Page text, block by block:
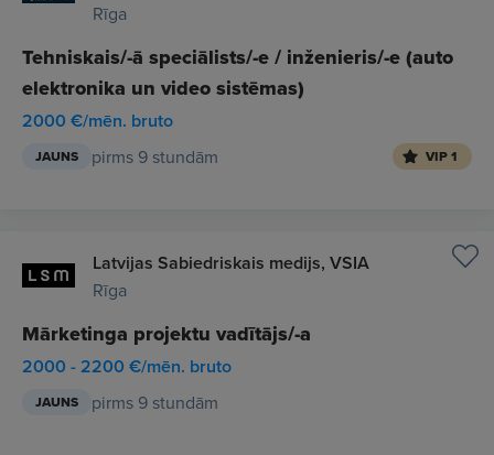
Rīga
Tehniskais/-ā speciālists/-e / inženieris/-e (auto
elektronika un video sistēmas)
2000 €/mēn. bruto
JAUNS pirms 9 stundām VIP 1
Latvijas Sabiedriskais medijs, VSIA
Rīga
Mārketinga projektu vadītājs/-a
2000 - 2200 €/mēn. bruto
JAUNS pirms 9 stundām